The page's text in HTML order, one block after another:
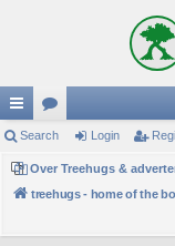
ui
ck
lin
ks
or
u
m
s
Search Login
Over Treehugs &
treehugs - home of the